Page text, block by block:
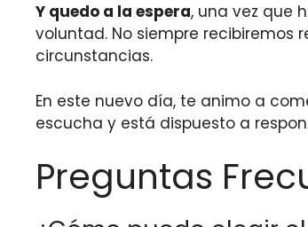
Y quedo a la espera, una vez que
voluntad. No siempre recibiremos
circunstancias.
En este nuevo día, te animo a
escucha y está dispuesto a
Preguntas